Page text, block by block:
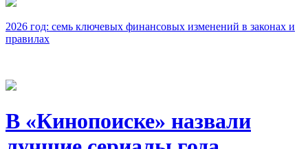
2026 год: семь ключевых финансовых изменений в законах и
правилах
В «Кинопоиске» назвали